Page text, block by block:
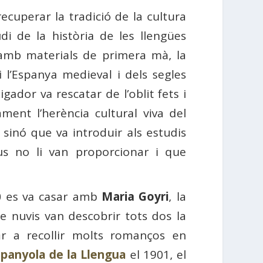
la tradició de la cultura
de la història de les llengües
materials de primera mà, la
medieval i dels segles
va rescatar de l’oblit fets i
l’herència cultural viva del
que va introduir als estudis
no li van proporcionar i que
va casar amb Maria Goyri, la
nuvis van descobrir tots dos la
a recollir molts romanços en
de la Llengua el 1901, el